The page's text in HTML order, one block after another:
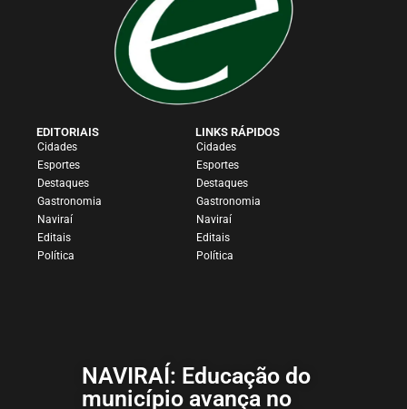
EDITORIAIS
Cidades
Esportes
Destaques
Gastronomia
Naviraí
Editais
Política
LINKS RÁPIDOS
Cidades
Esportes
Destaques
Gastronomia
Naviraí
Editais
Política
NAVIRAÍ: Educação do
município avança no